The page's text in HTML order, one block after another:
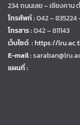
234 ถนนเลย – เชียงคาน
โทรศัพท์ :042 – 835224
โทรสาร :042 – 811143
เว็บไซต์ :https://
E-mail :
แผนที่ :